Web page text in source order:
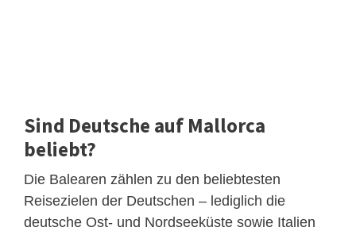
Sind Deutsche auf Mallorca
beliebt?
Die Balearen zählen zu den beliebtesten
Reisezielen der Deutschen – lediglich die
deutsche Ost- und Nordseeküste sowie Italien